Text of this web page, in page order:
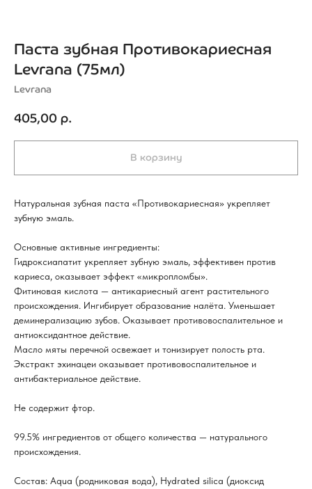
Паста зубная Противокариесная
Levrana (75мл)
Levrana
405,00 р.
В корзину
Натуральная зубная паста «Противокариесная» укрепляет
зубную эмаль.
Основные активные ингредиенты:
Гидроксиапатит укрепляет зубную эмаль, эффективен против
кариеса, оказывает эффект «микропломбы».
Фитиновая кислота — антикариесный агент растительного
происхождения. Ингибирует образование налёта. Уменьшает
деминерализацию зубов. Оказывает противовоспалительное и
антиоксидантное действие.
Масло мяты перечной освежает и тонизирует полость рта.
Экстракт эхинацеи оказывает противовоспалительное и
антибактериальное действие.
Не содержит фтор.
99.5% ингредиентов от общего количества — натурального
происхождения.
Состав: Aqua (родниковая вода), Hydrated silica (диоксид